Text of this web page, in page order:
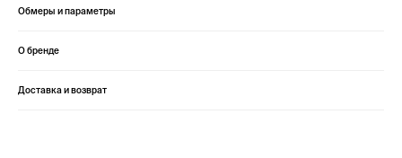
Обмеры и параметры
О бренде
Доставка и возврат